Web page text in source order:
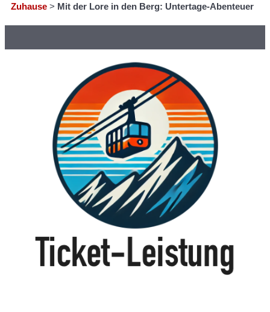
Zuhause > Mit der Lore in den Berg: Untertage-Abenteuer